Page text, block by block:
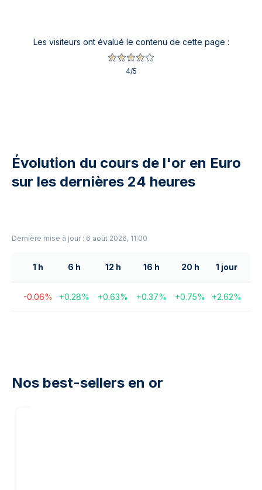
Les visiteurs ont évalué le contenu de cette page :
4/5
Évolution du cours de l'or en Euro
sur les dernières 24 heures
Dernière mise à jour : 6 août 2026, 11:00
1 h 6 h 12 h 16 h 20 h 1 jour
-0.06% +0.28% +0.63% +0.37% +0.75% +2.62%
Nos best-sellers en or